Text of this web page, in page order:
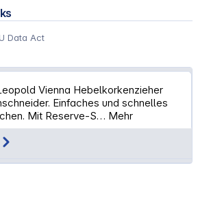
Data Act
Vienna Hebelkorkenzieher
Einfaches und schnelles
Mit Reserve-S… Mehr